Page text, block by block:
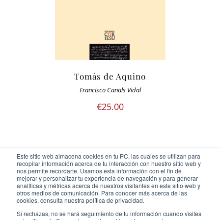
Este sitio web almacena cookies en tu PC, las cuales se utilizan para
recopilar información acerca de tu interacción con nuestro sitio web y
nos permite recordarte. Usamos esta información con el fin de
mejorar y personalizar tu experiencia de navegación y para generar
analíticas y métricas acerca de nuestros visitantes en este sitio web y
otros medios de comunicación. Para conocer más acerca de las
cookies, consulta nuestra política de privacidad.
Si rechazas, no se hará seguimiento de tu información cuando visites
Tomás de Aquino
Francisco Canals Vidal
€25.00
Ediciones Cor Iesu Copyright 2020 |id digital agency
Eliminar cookies